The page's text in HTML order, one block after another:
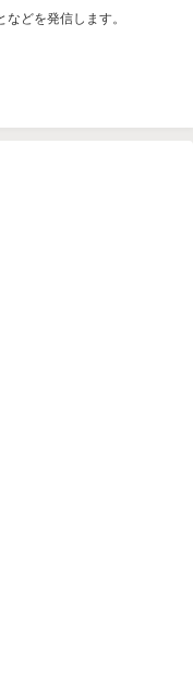
どを発信します。